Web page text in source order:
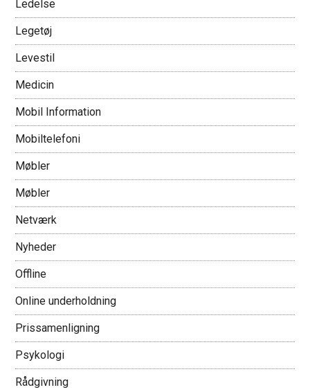
Ledelse
Legetøj
Levestil
Medicin
Mobil Information
Mobiltelefoni
Møbler
Møbler
Netværk
Nyheder
Offline
Online underholdning
Prissamenligning
Psykologi
Rådgivning